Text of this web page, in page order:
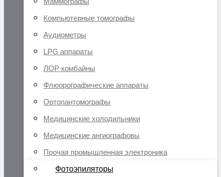
Компьютерные томографы
Аудиометры
LPG аппараты
ЛОР комбайны
Флюорографические аппараты
Ортопантомографы
Медицинские холодильники
Медицинские ангиографовы
Прочая промышленная электроника
Фотоэпиляторы